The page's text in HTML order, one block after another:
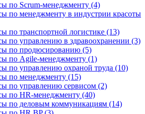
по Scrum-менеджменту (4)
по менеджменту в индустрии красоты
по транспортной логистике (13)
по управлению в здравоохранении (3)
по продюсированию (5)
по Agile-менеджменту (1)
по управлению охраной труда (10)
по менеджменту (15)
по управлению сервисом (2)
по HR-менеджменту (40)
по деловым коммуникациям (14)